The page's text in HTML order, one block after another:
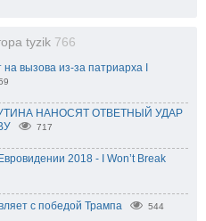
tyzik 766
вызова из-за патриарха I
НАНОСЯТ ОТВЕТНЫЙ УДАР
717
2018 - I Won’t Break
с победой Трампа 544